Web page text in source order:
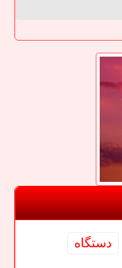
دستگاه